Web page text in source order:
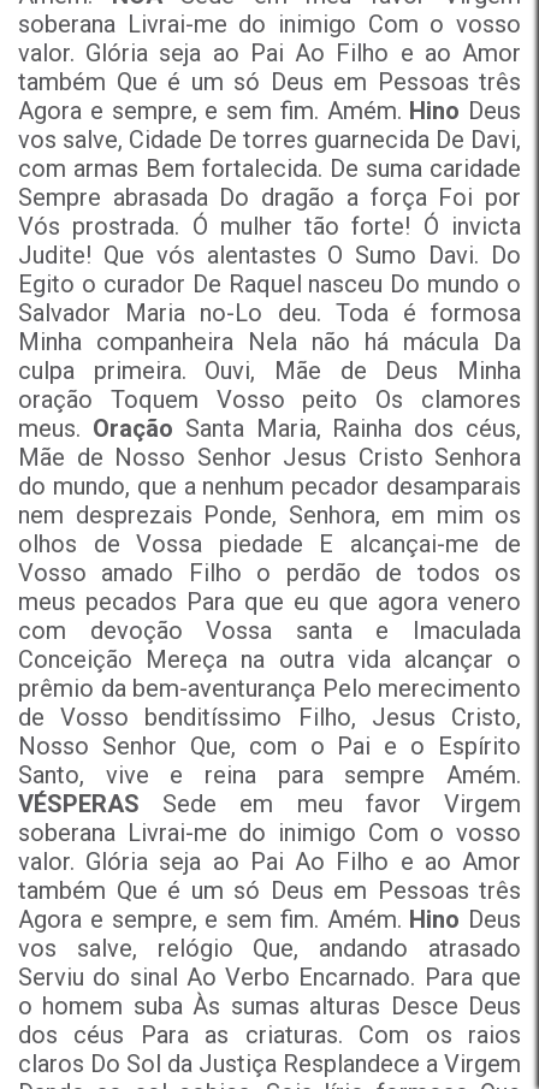
soberana Livrai-me do inimigo Com o vosso
valor. Glória seja ao Pai Ao Filho e ao Amor
também Que é um só Deus em Pessoas três
Agora e sempre, e sem fim. Amém. Hino Deus
vos salve, Cidade De torres guarnecida De Davi,
com armas Bem fortalecida. De suma caridade
Sempre abrasada Do dragão a força Foi por
Vós prostrada. Ó mulher tão forte! Ó invicta
Judite! Que vós alentastes O Sumo Davi. Do
Egito o curador De Raquel nasceu Do mundo o
Salvador Maria no-Lo deu. Toda é formosa
Minha companheira Nela não há mácula Da
culpa primeira. Ouvi, Mãe de Deus Minha
oração Toquem Vosso peito Os clamores
meus. Oração Santa Maria, Rainha dos céus,
Mãe de Nosso Senhor Jesus Cristo Senhora
do mundo, que a nenhum pecador desamparais
nem desprezais Ponde, Senhora, em mim os
olhos de Vossa piedade E alcançai-me de
Vosso amado Filho o perdão de todos os
meus pecados Para que eu que agora venero
com devoção Vossa santa e Imaculada
Conceição Mereça na outra vida alcançar o
prêmio da bem-aventurança Pelo merecimento
de Vosso benditíssimo Filho, Jesus Cristo,
Nosso Senhor Que, com o Pai e o Espírito
Santo, vive e reina para sempre Amém.
VÉSPERAS Sede em meu favor Virgem
soberana Livrai-me do inimigo Com o vosso
valor. Glória seja ao Pai Ao Filho e ao Amor
também Que é um só Deus em Pessoas três
Agora e sempre, e sem fim. Amém. Hino Deus
vos salve, relógio Que, andando atrasado
Serviu do sinal Ao Verbo Encarnado. Para que
o homem suba Às sumas alturas Desce Deus
dos céus Para as criaturas. Com os raios
claros Do Sol da Justiça Resplandece a Virgem